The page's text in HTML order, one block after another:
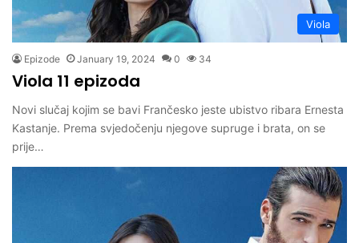
Viola
Epizode January 19, 2024 0 34
Viola 11 epizoda
Novi slučaj kojim se bavi Frančesko jeste ubistvo ribara Ernesta
Kastanje. Prema svjedočenju njegove supruge i brata, on se
prije…